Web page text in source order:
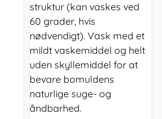
struktur (kan vaskes ved
60 grader, hvis
nødvendigt). Vask med et
mildt vaskemiddel og helt
uden skyllemiddel for at
bevare bomuldens
naturlige suge- og
åndbarhed.